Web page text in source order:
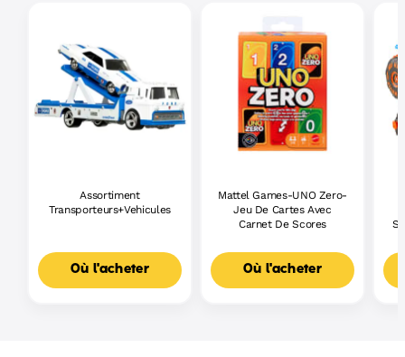
Assortiment
Transporteurs+Vehicules
Où l'acheter
Mattel Games-UNO Zero-
Jeu De Cartes Avec
Carnet De Scores
Où l'acheter